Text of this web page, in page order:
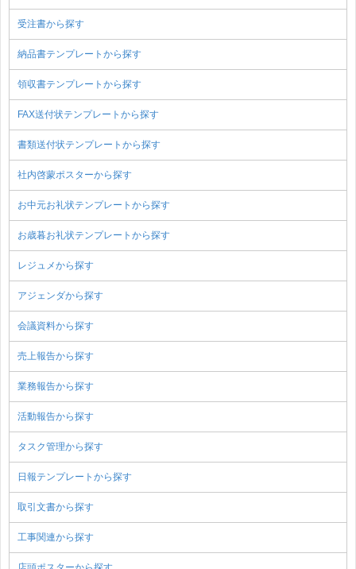
受注書から探す
納品書テンプレートから探す
領収書テンプレートから探す
FAX送付状テンプレートから探す
書類送付状テンプレートから探す
社内啓蒙ポスターから探す
お中元お礼状テンプレートから探す
お歳暮お礼状テンプレートから探す
レジュメから探す
アジェンダから探す
会議資料から探す
売上報告から探す
業務報告から探す
活動報告から探す
タスク管理から探す
日報テンプレートから探す
取引文書から探す
工事関連から探す